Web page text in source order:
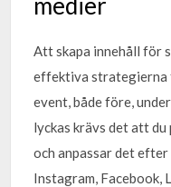
Att skapa innehåll för
effektiva
event, både före,
lyckas krävs det att
och anpassar det
Instagram, Facebook,